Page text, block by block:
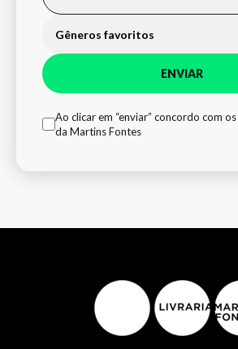
Gêneros favoritos
ENVIAR
Ao clicar em “enviar” concordo com os
da Martins Fontes